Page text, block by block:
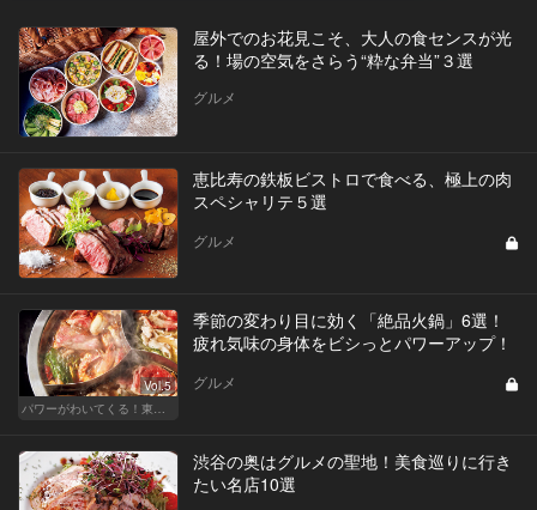
屋外でのお花見こそ、大人の食センスが光
る！場の空気をさらう“粋な弁当”３選
グルメ
恵比寿の鉄板ビストロで食べる、極上の肉
スペシャリテ５選
グルメ
Vol.5
パワーがわいてくる！東京のおすすめ火鍋
季節の変わり目に効く「絶品火鍋」6選！
疲れ気味の身体をビシっとパワーアップ！
グルメ
渋谷の奥はグルメの聖地！美食巡りに行き
たい名店10選